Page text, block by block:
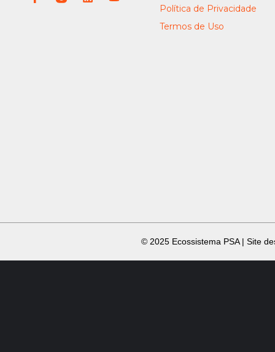
Política de Privacidade
Termos de Uso
© 2025 Ecossistema PSA | Site